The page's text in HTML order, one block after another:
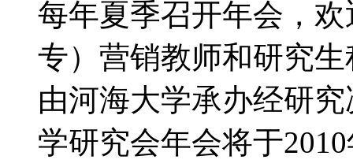
每年夏季召开年会，
专）营销教师和研究
由河海大学承办经研
学研究会年会将于